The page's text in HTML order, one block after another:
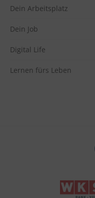
Dein Arbeitsplatz
Dein Job
Digital Life
Lernen fürs Leben